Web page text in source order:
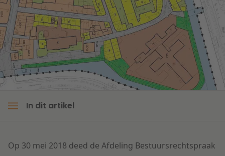
Litigation
Onderwijs
Lees meer
In dit artikel
Op 30 mei 2018 deed de Afdeling Bestuursrechtspraak